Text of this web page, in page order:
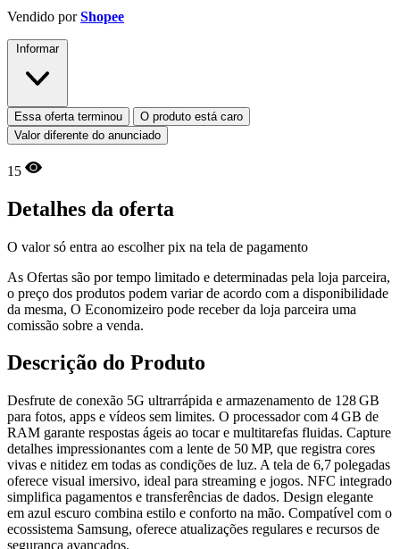
Vendido porShopee
Informar
Essa oferta terminou
O produto está caro
Valor diferente do anunciado
15
Detalhes da oferta
O valor só entra ao escolher pix na tela de pagamento
As Ofertas são por tempo limitado e determinadas pela loja parceira,
o preço dos produtos podem variar de acordo com a disponibilidade
da mesma, O Economizeiro pode receber da loja parceira uma
comissão sobre a venda.
Descrição do Produto
Desfrute de conexão 5G ultrarrápida e armazenamento de 128 GB
para fotos, apps e vídeos sem limites. O processador com 4 GB de
RAM garante respostas ágeis ao tocar e multitarefas fluidas. Capture
detalhes impressionantes com a lente de 50 MP, que registra cores
vivas e nitidez em todas as condições de luz. A tela de 6,7 polegadas
oferece visual imersivo, ideal para streaming e jogos. NFC integrado
simplifica pagamentos e transferências de dados. Design elegante
em azul escuro combina estilo e conforto na mão. Compatível com o
ecossistema Samsung, oferece atualizações regulares e recursos de
segurança avançados.